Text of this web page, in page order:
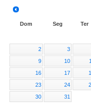
Dom Seg Ter
2
3
9
10
16
17
23
24
30
31